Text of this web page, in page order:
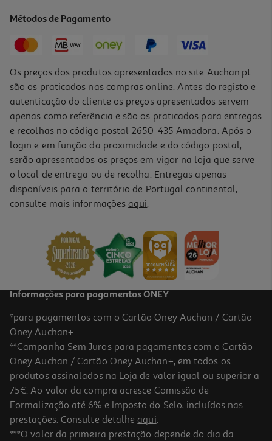
Compota Pur Natur Bio Figo 370g
5.0
Marmelada Quinta De Jugais Bio 500g
Métodos de Pagamento
Os preços dos produtos apresentados no site Auchan.pt
são os praticados nas compras online. Antes do registo e
autenticação do cliente os preços apresentados servem
apenas como referência e são os praticados para entregas
e recolhas no código postal 2650-435 Amadora. Após o
login e em função da proximidade e do código postal,
serão apresentados os preços em vigor na loja que serve
o local de entrega ou de recolha. Entregas apenas
disponíveis para o território de Portugal continental,
consulte mais informações aqui.
Informações para pagamentos ONEY
*para pagamentos com o Cartão Oney Auchan / Cartão
Oney Auchan+.
**Campanha Sem Juros para pagamentos com o Cartão
Oney Auchan / Cartão Oney Auchan+, em todos os
produtos assinalados na Loja de valor igual ou superior a
75€. Ao valor da compra acresce Comissão de
Formalização até 6% e Imposto do Selo, incluídos nas
prestações. Consulte detalhe aqui.
***O valor da primeira prestação depende do dia da